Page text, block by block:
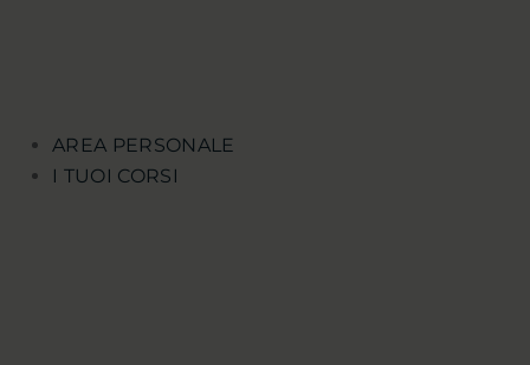
AREA PERSONALE
I TUOI CORSI